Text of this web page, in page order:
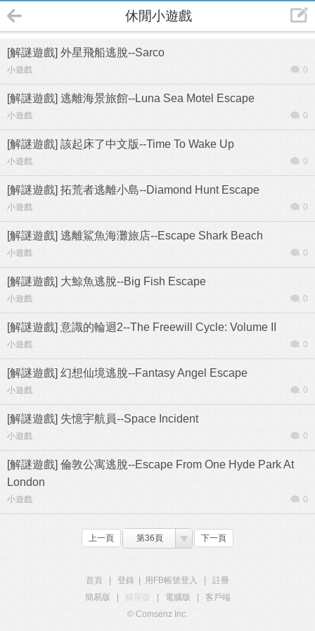
休閒小遊戲
[解謎遊戲] 外星飛船逃脫--Sarco
小遊戲 0
[解謎遊戲] 逃離海景旅館--Luna Sea Motel Escape
小遊戲 0
[解謎遊戲] 該起床了中文版--Time To Wake Up
小遊戲 0
[解謎遊戲] 拓荒者逃離小島--Diamond Hunt Escape
小遊戲 0
[解謎遊戲] 逃離鯊魚海灘旅店--Escape Shark Beach
小遊戲 0
[解謎遊戲] 大鯨魚逃脫--Big Fish Escape
小遊戲 0
[解謎遊戲] 意識的輪迴2--The Freewill Cycle: Volume II
小遊戲 0
[解謎遊戲] 幻想仙境逃脫--Fantasy Angel Escape
小遊戲 0
[解謎遊戲] 失憶宇航員--Space Incident
小遊戲 0
[解謎遊戲] 倫敦公寓逃脫--Escape From One Hyde Park At
London
小遊戲 0
上一頁 第36頁 下一頁
首頁 登錄 用FB帳號登入
註冊
簡易版
觸屏版 電腦版
客戶端
© Comsenz Inc.